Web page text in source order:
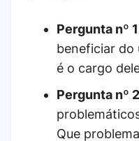
Pergunta nº
beneficiar do
é o cargo
Pergunta nº
Que